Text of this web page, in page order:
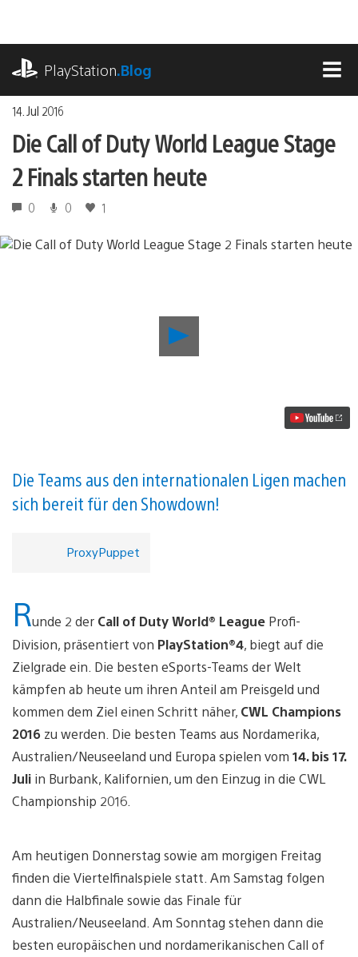
springen
PlayStation.Blog
14. Jul 2016
Die Call of Duty World League Stage
2 Finals starten heute
0 0 1
of
heute
Video
abspielen
Die Teams aus den internationalen Ligen machen
sich bereit für den Showdown!
ProxyPuppet
Runde 2 der Call of Duty World® League Profi-
Division, präsentiert von PlayStation®4, biegt auf die
Zielgrade ein. Die besten eSports-Teams der Welt
kämpfen ab heute um ihren Anteil am Preisgeld und
kommen dem Ziel einen Schritt näher, CWL Champions
2016 zu werden. Die besten Teams aus Nordamerika,
Australien/Neuseeland und Europa spielen vom 14. bis 17.
Juli in Burbank, Kalifornien, um den Einzug in die CWL
Championship 2016.
Am heutigen Donnerstag sowie am morgigen Freitag
finden die Viertelfinalspiele statt. Am Samstag folgen
dann die Halbfinale sowie das Finale für
Australien/Neuseeland. Am Sonntag stehen dann die
besten europäischen und nordamerikanischen Call of